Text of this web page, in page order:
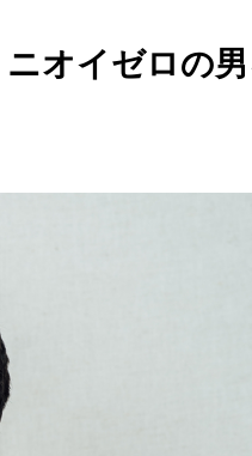
オイゼロの